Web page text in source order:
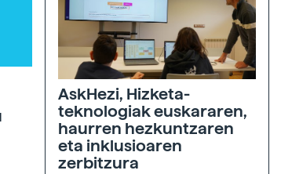
AskHezi, Hizketa-
teknologiak euskararen,
haurren hezkuntzaren
eta inklusioaren
zerbitzura